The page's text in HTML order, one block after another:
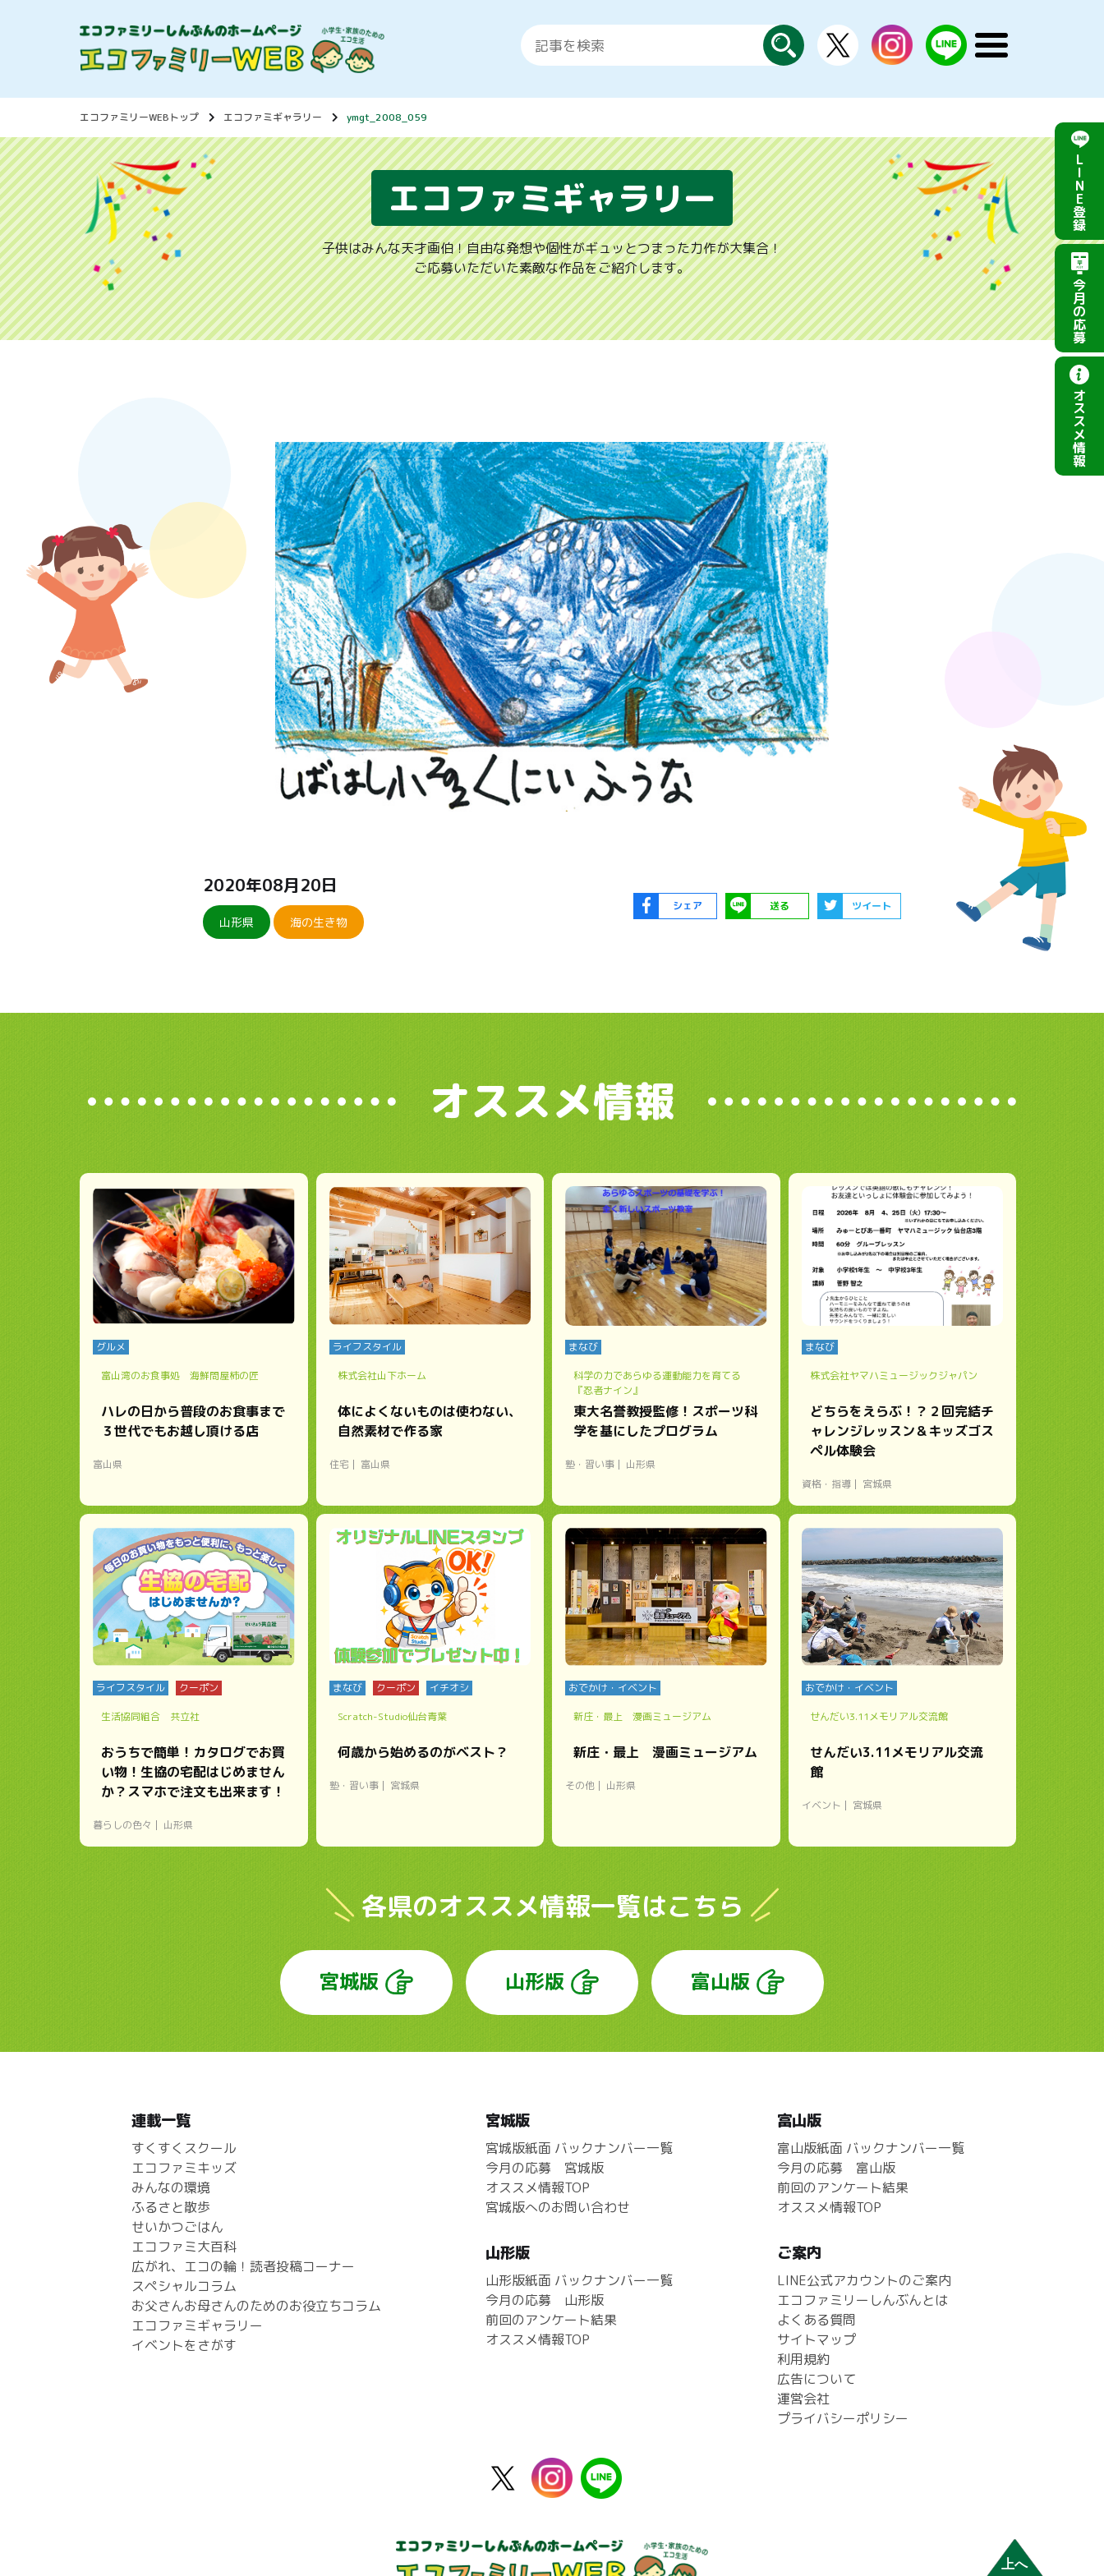
探
す
instagram LINE
公
メ
く
エコファミリーWEBトップ エコファミギャラリー ymgt_2008_059
エコファミギャラリー
子供はみんな天才画伯！自由な発想や個性がギュッとつまった力作が大集合！
ご応募いただいた素敵な作品をご紹介します。
2020年08月20日
山形県 海の生き物
シェア 送る ツイート
オススメ情報
グルメ
富山湾のお食事処 海鮮問屋柿の匠
ハレの日から普段のお食事まで
３世代でもお越し頂ける店
富山県
ライフスタイル
株式会社山下ホーム
体によくないものは使わない、
自然素材で作る家
住宅 富山県
まなび
科学の力であらゆる運動能力を育てる
『忍者ナイン』
東大名誉教授監修！スポーツ科
学を基にしたプログラム
塾・習い事 山形県
まなび
株式会社ヤマハミュージックジャパン
どちらをえらぶ！？２回完結チ
ャレンジレッスン＆キッズゴス
ペル体験会
資格・指導 宮城県
ライフスタイル クーポン
生活協同組合 共立社
おうちで簡単！カタログでお買
い物！生協の宅配はじめません
か？スマホで注文も出来ます！
暮らしの色々 山形県
まなび クーポン イチオシ
Scratch-Studio仙台青葉
何歳から始めるのがベスト？
塾・習い事 宮城県
おでかけ・イベント
新庄・最上 漫画ミュージアム
新庄・最上 漫画ミュージアム
その他 山形県
おでかけ・イベント
せんだい3.11メモリアル交流館
せんだい3.11メモリアル交流
館
イベント 宮城県
各県のオススメ情報一覧はこちら
宮城版 山形版 富山版
L
I
N
E
登
録
今
月
の
応
募
オ
ス
ス
メ
情
報
連載一覧
すくすくスクール
エコファミキッズ
みんなの環境
ふるさと散歩
せいかつごはん
エコファミ大百科
広がれ、エコの輪！読者投稿コーナー
スペシャルコラム
お父さんお母さんのためのお役立ちコラム
エコファミギャラリー
イベントをさがす
宮城版
宮城版紙面 バックナンバー一覧
今月の応募 宮城版
オススメ情報TOP
宮城版へのお問い合わせ
山形版
山形版紙面 バックナンバー一覧
今月の応募 山形版
前回のアンケート結果
オススメ情報TOP
富山版
富山版紙面 バックナンバー一覧
今月の応募 富山版
前回のアンケート結果
オススメ情報TOP
ご案内
LINE公式アカウントのご案内
エコファミリーしんぶんとは
よくある質問
サイトマップ
利用規約
広告について
運営会社
プライバシーポリシー
instagram
上へ